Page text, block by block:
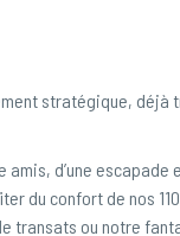
stratégique,
d’une
du confort de nos
transats ou notre